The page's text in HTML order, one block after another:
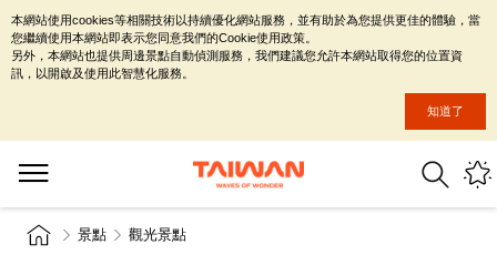
景點 觀光景點
本網站使用cookies等相關技術以持續優化網站服務，並有助於為您提供更佳的體驗，當
您繼續使用本網站即表示您同意我們的Cookie使用政策。
另外，本網站也提供周邊景點自動偵測服務，我們建議您允許本網站取得您的位置資
訊，以開啟及使用此智慧化服務。
知道了